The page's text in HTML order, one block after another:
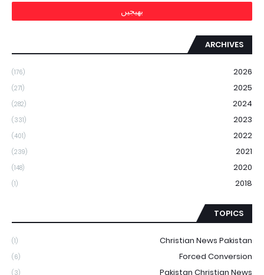
ARCHIVES
2026
(176)
2025
(271)
2024
(282)
2023
(331)
2022
(401)
2021
(239)
2020
(148)
2018
(1)
TOPICS
Christian News Pakistan
(1)
Forced Conversion
(6)
Pakistan Christian News
(3)